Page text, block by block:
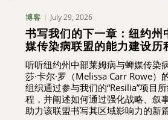
博客 July 29, 2026
书写我们的下一章：纽约州
媒传染病联盟的能力建设历
听听纽约州中部莱姆病与蜱媒传染
莎·卡尔·罗（Melissa Carr Rowe）
组织通过参与我们的“Resilia”项目
程，并阐述如何通过强化战略、叙
助力该联盟书写其区域影响力的新篇